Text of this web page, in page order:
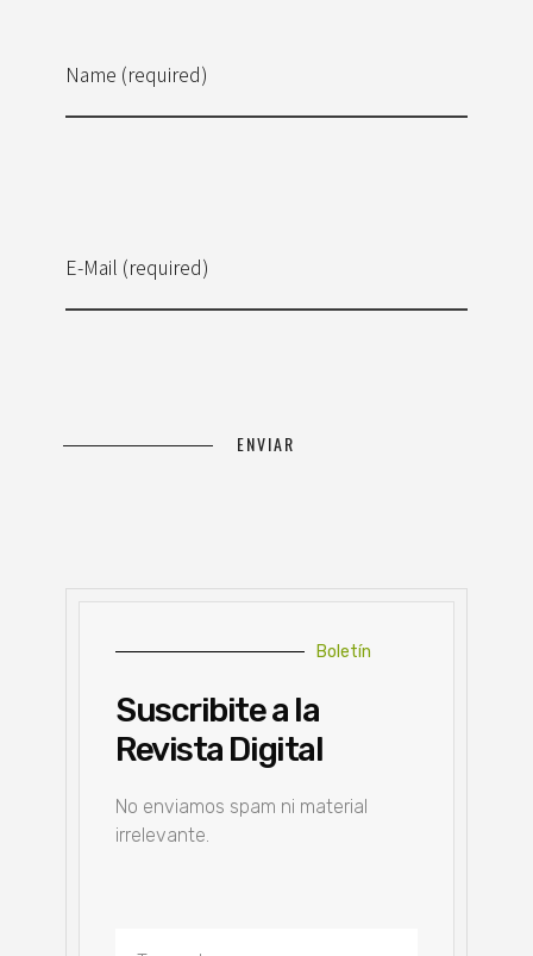
Name (required)
E-Mail (required)
Boletín
Suscribite a la
Revista Digital
No enviamos spam ni material
irrelevante.